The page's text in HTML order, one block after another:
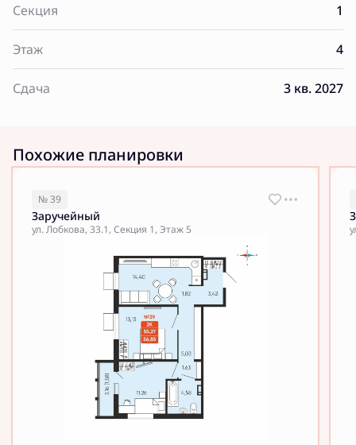
Секция 1
Этаж 4
Сдача 3 кв. 2027
Похожие планировки
№ 39
Заручейный
ул. Лобкова, 33.1, Секция 1, Этаж 5